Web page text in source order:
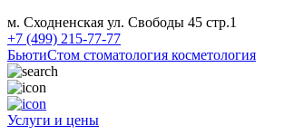
м. Сходненская ул. Свободы 45 стр.1
+7 (499) 215-77-77
БьютиСтом стоматология косметология
Услуги и цены